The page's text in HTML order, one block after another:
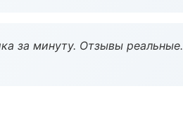
за минуту. Отзывы реальные.